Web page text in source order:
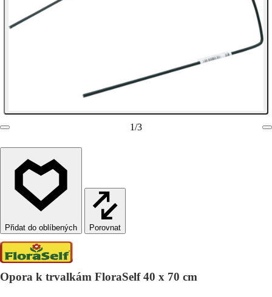
1/3
Porovnat
Opora k trvalkám FloraSelf 40 x 70 cm